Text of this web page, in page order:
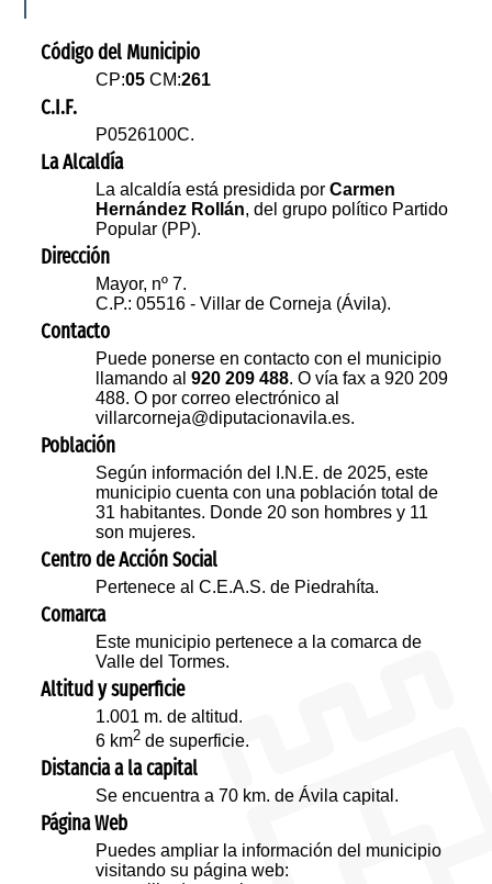
Código del Municipio
CP:05 CM:261
C.I.F.
P0526100C.
La Alcaldía
La alcaldía está presidida porCarmen
Hernández Rollán, del grupo político Partido
Popular (PP).
Dirección
Mayor, nº 7.
C.P.: 05516 - Villar de Corneja (Ávila).
Contacto
Puede ponerse en contacto con el municipio
llamando al920 209 488. O vía fax a 920 209
488. O por correo electrónico al
villarcorneja@diputacionavila.es.
Población
Según información del I.N.E. de 2025, este
municipio cuenta con una población total de
31 habitantes. Donde 20 son hombres y 11
son mujeres.
Centro de Acción Social
Pertenece al C.E.A.S. de Piedrahíta.
Comarca
Este municipio pertenece a la comarca de
Valle del Tormes.
Altitud y superficie
1.001 m. de altitud.
6 km2 de superficie.
Distancia a la capital
Se encuentra a 70 km. de Ávila capital.
Página Web
Puedes ampliar la información del municipio
visitando su página web: